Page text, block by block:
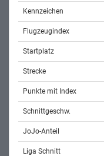
Kennzeichen
Flugzeugindex
Startplatz
Strecke
Punkte mit Index
Schnittgeschw.
JoJo-Anteil
Liga Schnitt